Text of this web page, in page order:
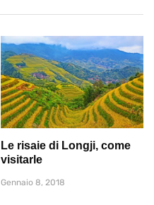
Le risaie di Longji, come
visitarle
Gennaio 8, 2018